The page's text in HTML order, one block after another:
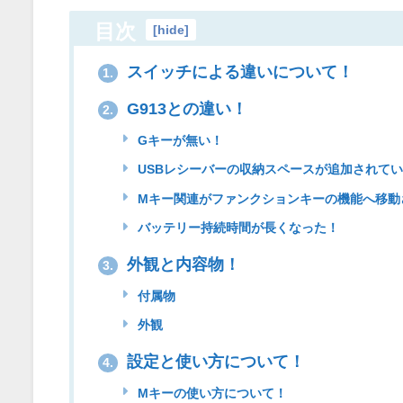
目次 [ hide]
1. スイッチによる違いについて！
2. G913との違い！
Gキーが無い！
USBレシーバーの収納スペースが追加されてい
Mキー関連がファンクションキーの機能へ移動
バッテリー持続時間が長くなった！
3. 外観と内容物！
付属物
外観
4. 設定と使い方について！
Mキーの使い方について！